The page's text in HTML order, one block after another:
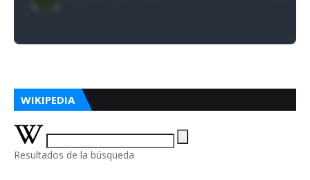
WIKIPEDIA
Resultados de la búsqueda